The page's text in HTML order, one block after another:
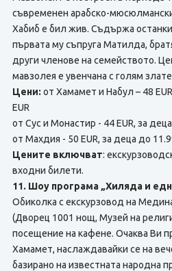
съвременен арабско-
Хабиб е бил жив. Съдържа
първата му съпруга Матилда,
други членове на семейството.
мавзолея е увенчана с голям
Цени: от Хамамет и Набул – 48
EUR
от Сус и Монастир - 44 EUR, за
от Махдия - 50 EUR, за деца до
Цените включват:
входни билети.
11. Шоу програма „Хиляда и
Обиколка с екскурзовод на
(Дворец 1001 нощ, Музей на
посещение на кафене. Очаква Ви
Хамамет, наслаждавайки се на
базирано на известната народна